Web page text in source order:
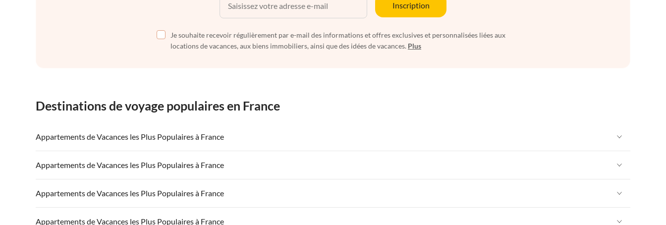
Inscription
Je souhaite recevoir régulièrement par e-mail des informations et offres exclusives et personnalisées liées aux
locations de vacances, aux biens immobiliers, ainsi que des idées de vacances. Plus
Destinations de voyage populaires en France
Appartements de Vacances les Plus Populaires à France
Appartements de Vacances à France Appartements de Vacances à Paris-Ile de France
Appartements de Vacances à Côte atlantique Appartements de Vacances à la Normandie Appartements de Vacances à Sud de la France Appartements de Vacances à Provence
Appartements de Vacances à Côte d'Azur
Appartements de Vacances les Plus Populaires à France
Appartements de Vacances à France Appartements de Vacances à Paris-Ile de France
Appartements de Vacances à Côte atlantique Appartements de Vacances à la Normandie Appartements de Vacances à Sud de la France Appartements de Vacances à Provence
Appartements de Vacances les Plus Populaires à France
Appartements de Vacances à France Appartements de Vacances à Paris-Ile de France
Appartements de Vacances les Plus Populaires à France